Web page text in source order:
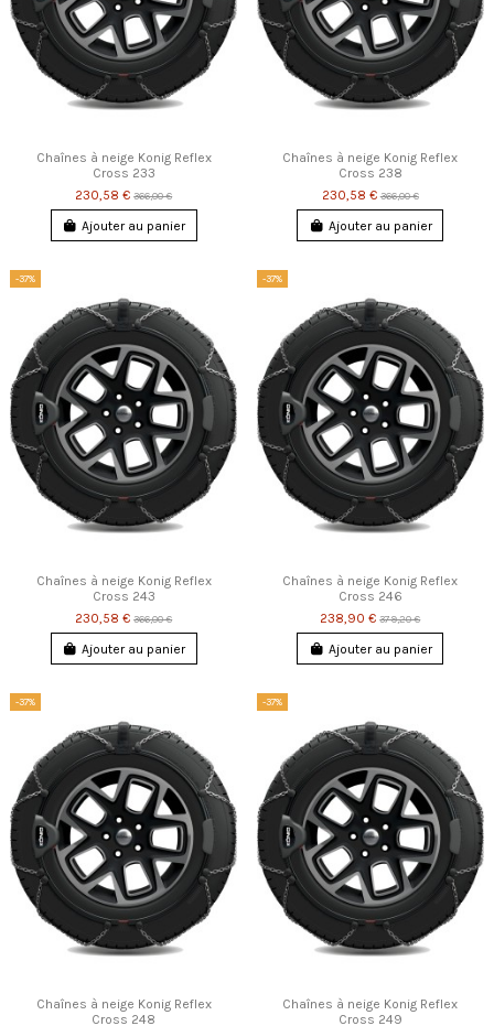
Chaînes à neige Konig Reflex
Cross 233
230,58 €366,00 €
Ajouter au panier
Chaînes à neige Konig Reflex
Cross 238
230,58 €366,00 €
Ajouter au panier
-37%
Chaînes à neige Konig Reflex
Cross 243
230,58 €366,00 €
Ajouter au panier
-37%
Chaînes à neige Konig Reflex
Cross 246
238,90 €379,20 €
Ajouter au panier
-37%
Chaînes à neige Konig Reflex
Cross 248
-37%
Chaînes à neige Konig Reflex
Cross 249